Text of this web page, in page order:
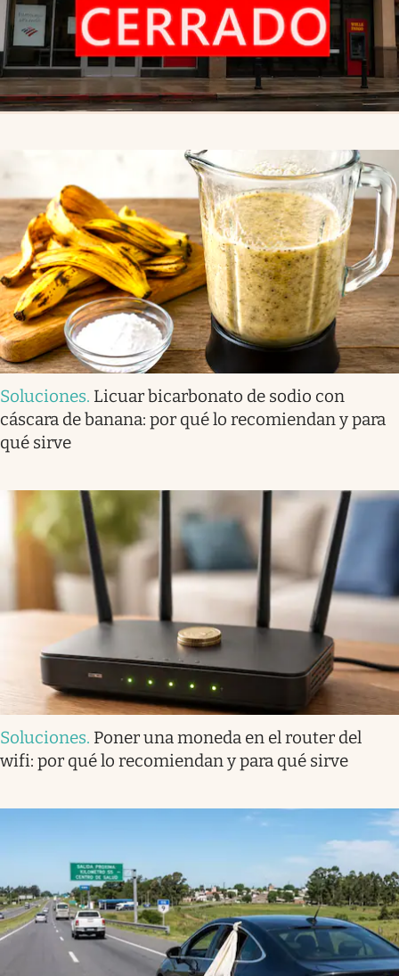
Soluciones. Licuar bicarbonato de sodio con
cáscara de banana: por qué lo recomiendan y para
qué sirve
Soluciones. Poner una moneda en el router del
wifi: por qué lo recomiendan y para qué sirve